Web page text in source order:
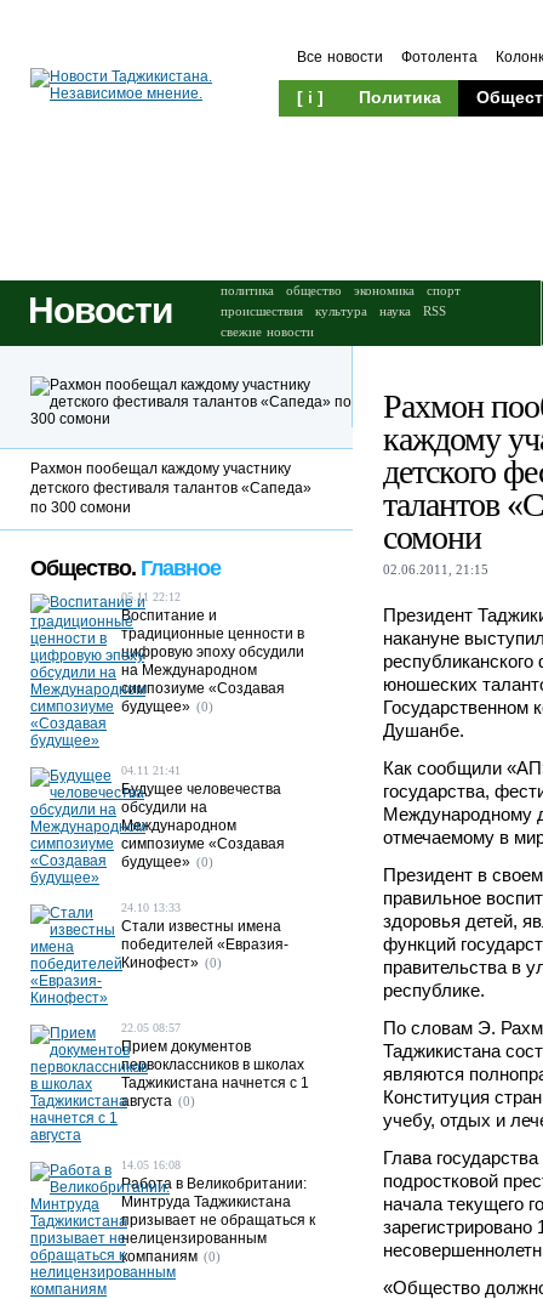
Все новости Фотолента
[ i ] Политика
Новости политика общество экономика
спорт
происшествия
культура наука
RSS
свежие новости
Рахмон
каждому
детского
талантов
сомони
02.06.2011, 21:15
Президент
накануне
юношеских
Государственном
Душанбе.
Как сообщили
государства,
Международному
отмечаемому в
Президент в
правильное
здоровья детей,
функций
правительства в
республике.
По словам Э.
Таджикистана
являются
Конституция
учебу, отдых и
Глава
подростковой
начала текущего
«Общество
Рахмон пообещал каждому участнику
детского фестиваля талантов «Сапеда»
по 300 сомони
Общество. Главное
05.11 22:12
Воспитание и
традиционные ценности в
цифровую эпоху обсудили
на Международном
симпозиуме «Создавая
будущее» (0)
04.11 21:41
Будущее человечества
обсудили на
Международном
симпозиуме «Создавая
будущее» (0)
24.10 13:33
Стали известны имена
победителей «Евразия-
Кинофест» (0)
22.05 08:57
Прием документов
первоклассников в школах
Таджикистана начнется с 1
августа (0)
14.05 16:08
Работа в Великобритании:
Минтруда Таджикистана
призывает не обращаться к
нелицензированным
компаниям (0)